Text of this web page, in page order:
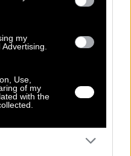
my
Use,
of my
with the